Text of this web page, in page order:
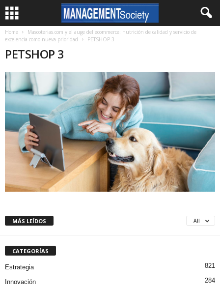
Home
Mascoterias.com y el auge del ecommerce: nutrición de calidad y servicio de
excelencia como nueva prioridad
PETSHOP 3
PETSHOP 3
MÁS LEÍDOS All
CATEGORÍAS
Estrategia 821
Innovación 284